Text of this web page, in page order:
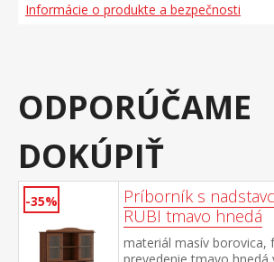
Informácie o produkte a bezpečnosti
ODPORÚČAME
DOKÚPIŤ
-35%
Príborník s
RUBI tmavo hnedá
materiál masív borovica,